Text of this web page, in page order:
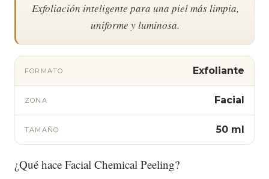
Exfoliación inteligente para una piel más limpia,
uniforme y luminosa.
FORMATO Exfoliante
ZONA Facial
TAMAÑO 50 ml
¿Qué hace Facial Chemical Peeling?